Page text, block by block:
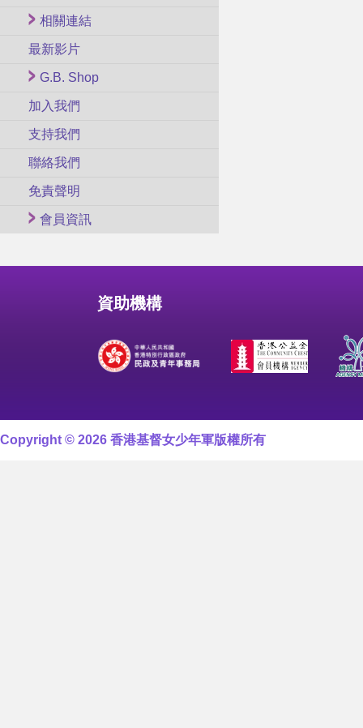
相關連結
最新影片
G.B. Shop
加入我們
支持我們
聯絡我們
免責聲明
會員資訊
資助機構
Copyright © 2026 香港基督女少年軍版權所有